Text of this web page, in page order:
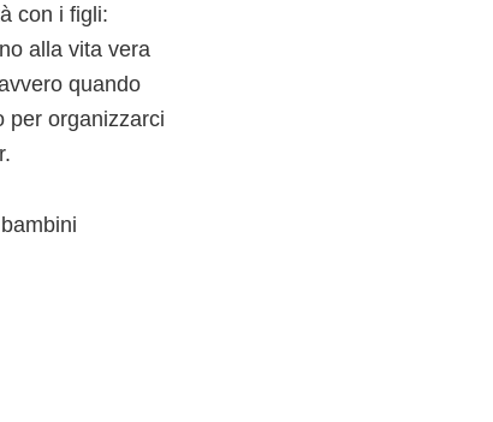
con i figli:
alla vita vera
quando
per organizzarci